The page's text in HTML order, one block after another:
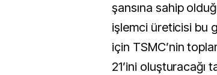
şansına sahip
işlemci üreticisi bu
için TSMC’nin
21’ini oluşturacağı